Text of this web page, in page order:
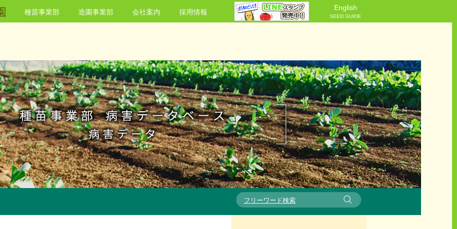
種苗事業部 造園事業部 会社案内 採用情報
English
SEED GUIDE